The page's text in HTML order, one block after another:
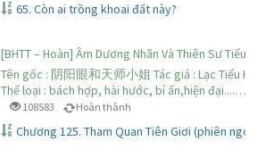
65. Còn ai trồng khoai đất này?
[BHTT – Hoàn] Âm Dương Nhãn Và Thiên Sư Tiểu Thư
Tên gốc : 阴阳眼和天师小姐 Tác giả : Lạc Tiểu Hạt
Thể loại : bách hợp, hài hước, bí ẩn,hiện đại....…
108583 Hoàn thành
Chương 125. Tham Quan Tiên Giơi (phiên ngoại 8)